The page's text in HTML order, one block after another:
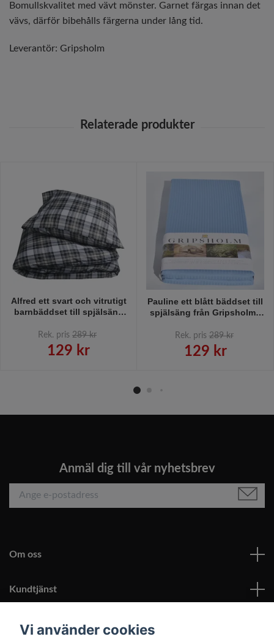
Bomullskvalitet med vävt mönster. Garnet färgas innan det
vävs, därför bibehålls färgerna under lång tid.
Leverantör: Gripsholm
Alfred ett svart och vitrutigt
barnbäddset till spjälsäng
bomull.
Rek. pris 289 kr
129 kr
Pauline ett blått bäddset till
spjälsäng från Gripsholm i
Rek. pris 289 kr
129 kr
Anmäl dig till vår nyhetsbrev
Om oss
Kundtjänst
Läs mer
Vi använder cookies